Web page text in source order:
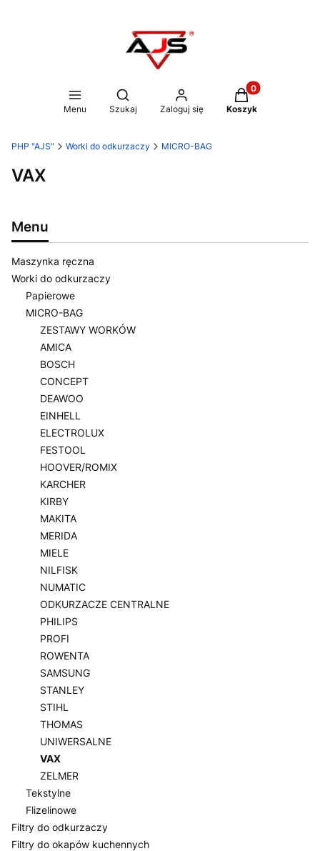
Menu
Otwórz wyszukiwarkę
Szukaj Zaloguj się
Produkty w
Koszyk
PHP "AJS" Worki do odkurzaczy MICRO-BAG
VAX
Menu
Maszynka ręczna
Worki do odkurzaczy
Papierowe
MICRO-BAG
ZESTAWY WORKÓW
AMICA
BOSCH
CONCEPT
DEAWOO
EINHELL
ELECTROLUX
FESTOOL
HOOVER/ROMIX
KARCHER
KIRBY
MAKITA
MERIDA
MIELE
NILFISK
NUMATIC
ODKURZACZE CENTRALNE
PHILIPS
PROFI
ROWENTA
SAMSUNG
STANLEY
STIHL
THOMAS
UNIWERSALNE
VAX
ZELMER
Tekstylne
Flizelinowe
Filtry do odkurzaczy
Filtry do okapów kuchennych